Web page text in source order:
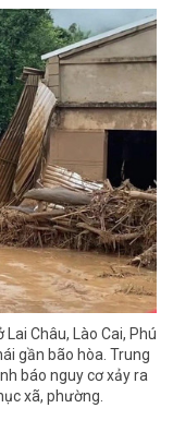
Châu, Lào Cai, Phú
gần bão hòa. Trung
báo nguy cơ xảy ra
xã, phường.